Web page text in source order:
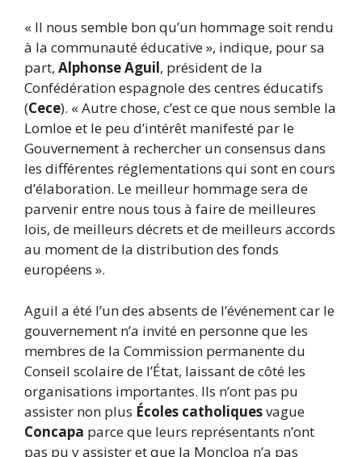
« Il nous semble bon qu’un hommage soit rendu
à la communauté éducative », indique, pour sa
part, Alphonse Aguil, président de la
Confédération espagnole des centres éducatifs
(Cece). « Autre chose, c’est ce que nous semble la
Lomloe et le peu d’intérêt manifesté par le
Gouvernement à rechercher un consensus dans
les différentes réglementations qui sont en cours
d’élaboration. Le meilleur hommage sera de
parvenir entre nous tous à faire de meilleures
lois, de meilleurs décrets et de meilleurs accords
au moment de la distribution des fonds
européens ».
Aguil a été l’un des absents de l’événement car le
gouvernement n’a invité en personne que les
membres de la Commission permanente du
Conseil scolaire de l’État, laissant de côté les
organisations importantes. Ils n’ont pas pu
assister non plus Écoles catholiquesvague
Concapa parce que leurs représentants n’ont
pas pu y assister et que la Moncloa n’a pas